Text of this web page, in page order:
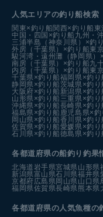
人気エリアの釣り船検索
関東×釣り船関西×釣り船
中国・四国×釣り船 九州・
三浦半島（神奈川県）×釣
外房（千葉県）×釣り船東
駿河湾・遠州灘（静岡県）
南房（千葉県）×釣り船九
内房（千葉県）×釣り船東
千葉県×釣り船福岡県×釣り
静岡県×釣り船茨城県×釣り
大阪府×釣り船 新潟県×釣り
山形県×釣り船 三重県×釣り
沖縄県×釣り船長崎県×釣り
福島県×釣り船 鹿児島県×釣
岡山県×釣り船香川県×釣り
佐賀県×釣り船愛媛県×釣り
石川県×釣り船徳島県×釣り
各都道府県の船釣り釣果
北海道岩手県宮城県山形県
新潟県富山県石川県福井県
京都府広島県岡山県山口県
福岡県佐賀県長崎県熊本県
各都道府県の人気魚種の